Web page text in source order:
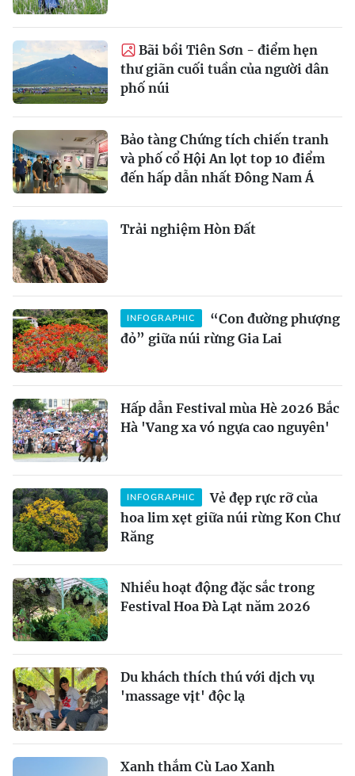
Bãi bồi Tiên Sơn - điểm hẹn
thư giãn cuối tuần của người dân
phố núi
Bảo tàng Chứng tích chiến tranh
và phố cổ Hội An lọt top 10 điểm
đến hấp dẫn nhất Đông Nam Á
Trải nghiệm Hòn Đất
INFOGRAPHIC
“Con đường phượng
đỏ” giữa núi rừng Gia Lai
Hấp dẫn Festival mùa Hè 2026 Bắc
Hà 'Vang xa vó ngựa cao nguyên'
INFOGRAPHIC
Vẻ đẹp rực rỡ của
hoa lim xẹt giữa núi rừng Kon Chư
Răng
Nhiều hoạt động đặc sắc trong
Festival Hoa Đà Lạt năm 2026
Du khách thích thú với dịch vụ
'massage vịt' độc lạ
Xanh thắm Cù Lao Xanh